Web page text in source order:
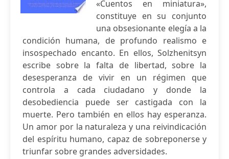
«Cuentos en miniatura»,
constituye en su conjunto
una obsesionante elegía a la
condición humana, de profundo realismo e
insospechado encanto. En ellos, Solzhenitsyn
escribe sobre la falta de libertad, sobre la
desesperanza de vivir en un régimen que
controla a cada ciudadano y donde la
desobediencia puede ser castigada con la
muerte. Pero también en ellos hay esperanza.
Un amor por la naturaleza y una reivindicación
del espíritu humano, capaz de sobreponerse y
triunfar sobre grandes adversidades.